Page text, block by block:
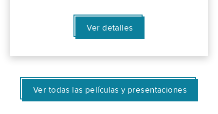
Ver detalles
Ver todas las películas y presentaciones